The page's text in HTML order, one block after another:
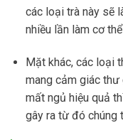
các loại trà này sẽ
nhiều lần làm cơ
Mặt khác, các loại
mang cảm giác thư
mất ngủ hiệu quả
gây ra từ đó chúng